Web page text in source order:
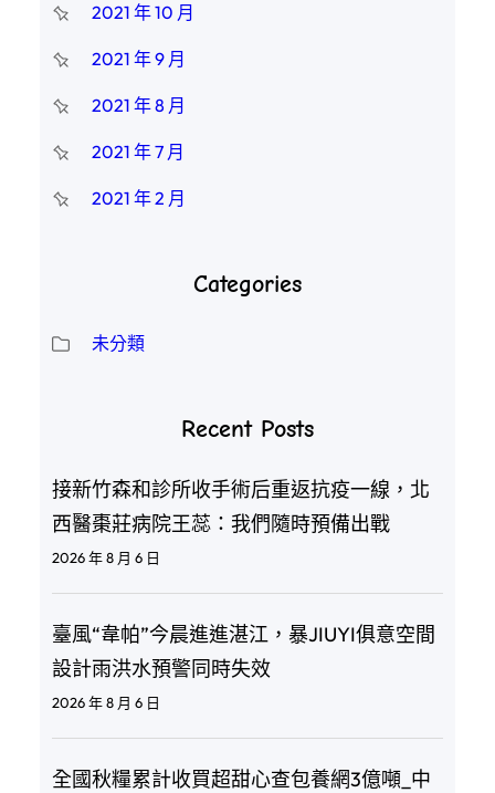
2021 年 10 月
2021 年 9 月
2021 年 8 月
2021 年 7 月
2021 年 2 月
Categories
未分類
Recent Posts
接新竹森和診所收手術后重返抗疫一線，北
西醫棗莊病院王蕊：我們隨時預備出戰
2026 年 8 月 6 日
臺風“韋帕”今晨進進湛江，暴JIUYI俱意空間
設計雨洪水預警同時失效
2026 年 8 月 6 日
全國秋糧累計收買超甜心查包養網3億噸_中